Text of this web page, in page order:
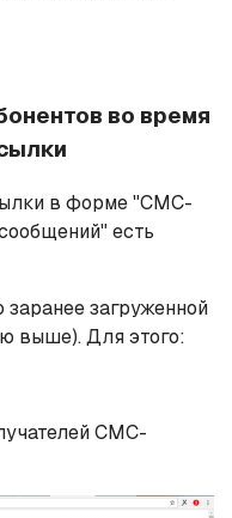
во время
в форме "СМС-
есть
загруженной
выше). Для этого:
СМС-